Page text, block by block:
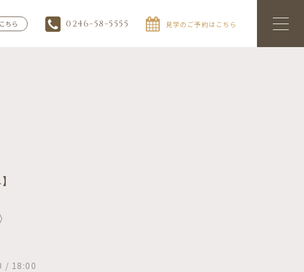
ちら 0246-58-5555 見学のご予約はこちら
/ 18:00